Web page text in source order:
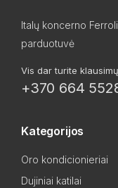
Italų koncerno
parduotuvė
Vis dar turite
+370 664
Kategorijos
Oro kondicionieriai
Dujiniai katilai